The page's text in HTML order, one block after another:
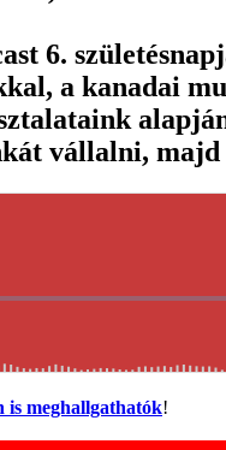
6.
a kanadai
vállalni, majd
is meghallgathatók!